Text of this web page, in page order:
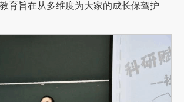
育旨在从多维度为大家的成长保驾护